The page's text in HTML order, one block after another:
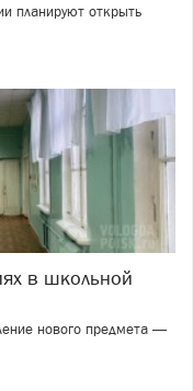
планируют открыть
нового предмета —